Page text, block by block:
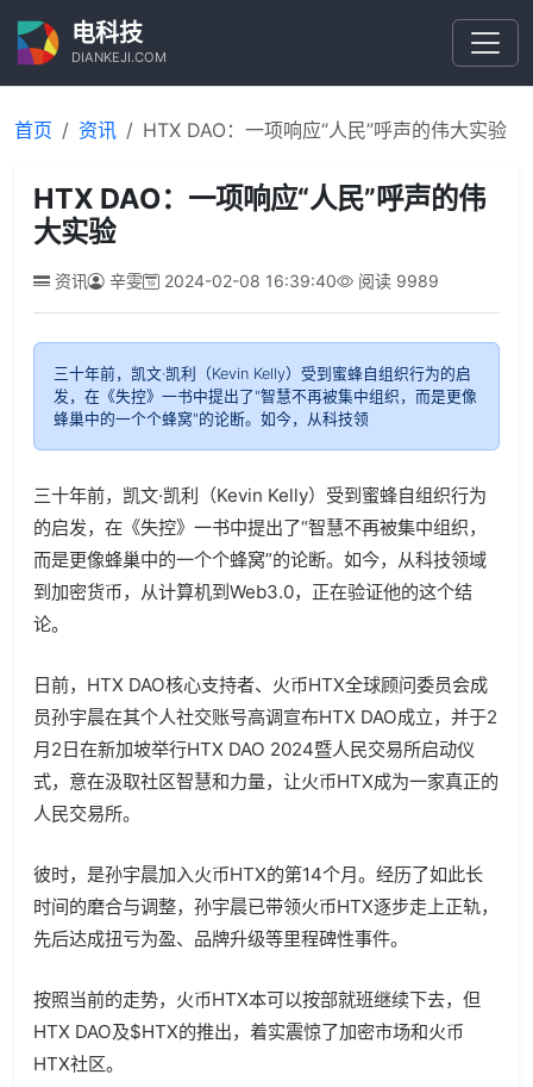
电科技
DIANKEJI.COM
首页 资讯 HTX DAO：一项响应“人民”呼声的伟大实验
HTX DAO：一项响应“人民”呼声的伟
大实验
资讯 辛雯 2024-02-08 16:39:40 阅读 9989
三十年前，凯文·凯利（Kevin Kelly）受到蜜蜂自组织行为的启
发，在《失控》一书中提出了"智慧不再被集中组织，而是更像
蜂巢中的一个个蜂窝"的论断。如今，从科技领
三十年前，凯文·凯利（Kevin Kelly）受到蜜蜂自组织行为
的启发，在《失控》一书中提出了“智慧不再被集中组织，
而是更像蜂巢中的一个个蜂窝”的论断。如今，从科技领域
到加密货币，从计算机到Web3.0，正在验证他的这个结
论。
日前，HTX DAO核心支持者、火币HTX全球顾问委员会成
员孙宇晨在其个人社交账号高调宣布HTX DAO成立，并于2
月2日在新加坡举行HTX DAO 2024暨人民交易所启动仪
式，意在汲取社区智慧和力量，让火币HTX成为一家真正的
人民交易所。
彼时，是孙宇晨加入火币HTX的第14个月。经历了如此长
时间的磨合与调整，孙宇晨已带领火币HTX逐步走上正轨，
先后达成扭亏为盈、品牌升级等里程碑性事件。
按照当前的走势，火币HTX本可以按部就班继续下去，但
HTX DAO及$HTX的推出，着实震惊了加密市场和火币
HTX社区。